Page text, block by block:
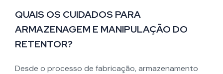
QUAIS OS CUIDADOS PARA
ARMAZENAGEM E MANIPULAÇÃO DO
RETENTOR?
Desde o processo de fabricação, armazenamento